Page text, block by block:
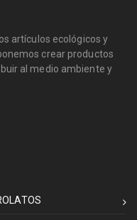
artículos ecológicos y
crear productos
al medio ambiente y